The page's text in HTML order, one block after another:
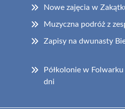
Nowe zajęcia w
Muzyczna podróż z
Zapisy na dwunasty
Półkolonie w
dni